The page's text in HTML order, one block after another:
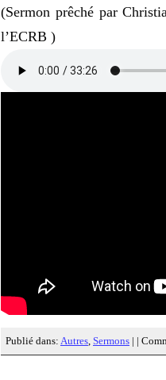
(Sermon prêché par
l’ECRB )
Publié dans: Autres, Sermons | |